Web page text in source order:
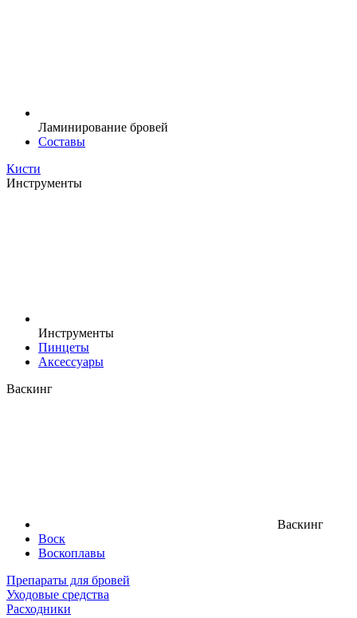
Ламинирование бровей
Составы
Кисти
Инструменты
Инструменты
Пинцеты
Аксессуары
Васкинг
Васкинг
Воск
Воскоплавы
Препараты для бровей
Уходовые средства
Расходники